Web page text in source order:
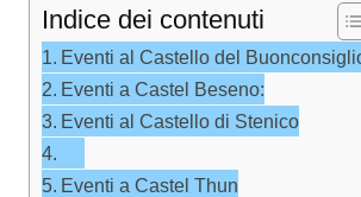
Indice dei contenuti
Eventi al Castello del
Eventi a Castel Beseno:
Eventi al Castello di Stenico
Eventi a Castel Thun